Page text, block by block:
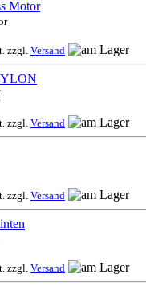
zzgl. Versand
zzgl. Versand
zzgl. Versand
zzgl. Versand